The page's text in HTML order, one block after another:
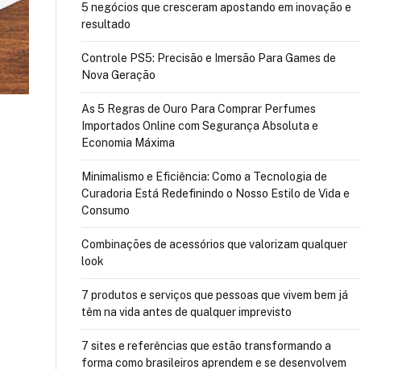
5 negócios que cresceram apostando em inovação e
resultado
Controle PS5: Precisão e Imersão Para Games de
Nova Geração
As 5 Regras de Ouro Para Comprar Perfumes
Importados Online com Segurança Absoluta e
Economia Máxima
Minimalismo e Eficiência: Como a Tecnologia de
Curadoria Está Redefinindo o Nosso Estilo de Vida e
Consumo
Combinações de acessórios que valorizam qualquer
look
7 produtos e serviços que pessoas que vivem bem já
têm na vida antes de qualquer imprevisto
7 sites e referências que estão transformando a
forma como brasileiros aprendem e se desenvolvem